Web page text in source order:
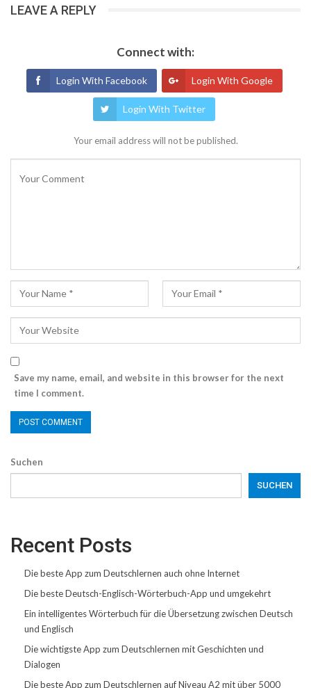
LEAVE A REPLY
Connect with:
Login With Facebook Login With Google
Login With Twitter
Your email address will not be published.
Save my name, email, and website in this browser for the next
time I comment.
Suchen
SUCHEN
Recent Posts
Die beste App zum Deutschlernen auch ohne Internet
Die beste Deutsch-Englisch-Wörterbuch-App und umgekehrt
Ein intelligentes Wörterbuch für die Übersetzung zwischen Deutsch
und Englisch
Die wichtigste App zum Deutschlernen mit Geschichten und
Dialogen
Die beste App zum Deutschlernen auf Niveau A2 mit über 5000